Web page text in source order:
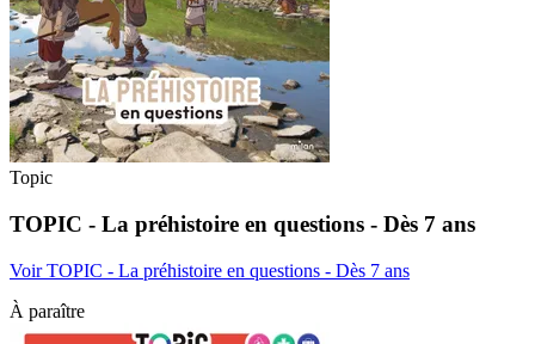
Topic
TOPIC - La préhistoire en questions - Dès 7 ans
Voir TOPIC - La préhistoire en questions - Dès 7 ans
À paraître